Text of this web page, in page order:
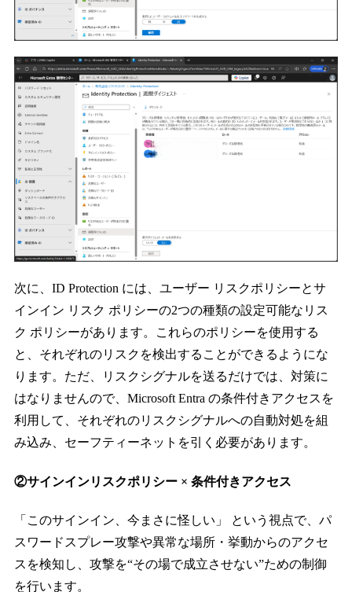
次に、ID Protection には、ユーザー リスクポリシーとサ
インイン リスク ポリシーの2つの種類の設定可能なリス
ク ポリシーがあります。これらのポリシーを使用する
と、それぞれのリスクを検出することができるようにな
ります。ただ、リスクシグナルを送るだけでは、対策に
はなりませんので、Microsoft Entra の条件付きアクセスを
利用して、それぞれのリスクシグナルへの自動対処を組
み込み、セーフティーネットを引く必要があります。
②サインインリスクポリシー × 条件付きアクセス
「このサインイン、今まさに怪しい」 という視点で、パ
スワードスプレー攻撃や異常な場所・挙動からのアクセ
スを検知し、攻撃を“その場で成立させない”ための制御
を行います。